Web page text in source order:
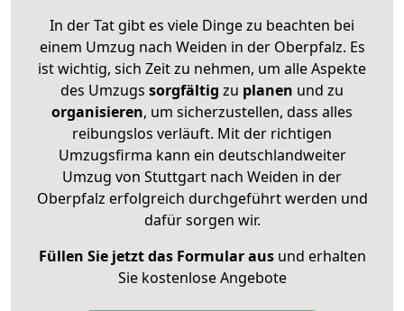
In der Tat gibt es viele Dinge zu beachten bei
einem Umzug nach Weiden in der Oberpfalz. Es
ist wichtig, sich Zeit zu nehmen, um alle Aspekte
des Umzugs sorgfältig zu planen und zu
organisieren, um sicherzustellen, dass alles
reibungslos verläuft. Mit der richtigen
Umzugsfirma kann ein deutschlandweiter
Umzug von Stuttgart nach Weiden in der
Oberpfalz erfolgreich durchgeführt werden und
dafür sorgen wir.
Füllen Sie jetzt das Formular ausund erhalten
Sie kostenlose Angebote